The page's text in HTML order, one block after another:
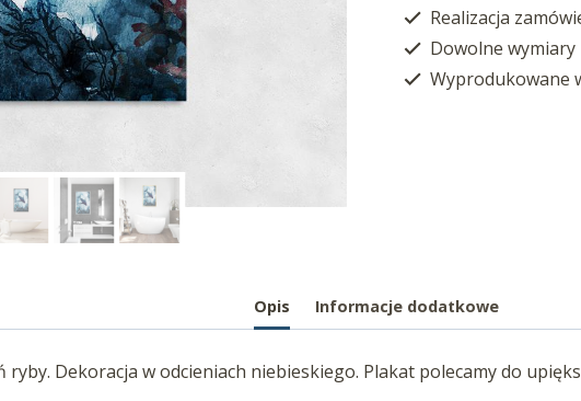
Realizacja
Dowolne
Wyprodukowane
Opis Informacje dodatkowe
Dekoracja w odcieniach niebieskiego. Plakat polecamy do